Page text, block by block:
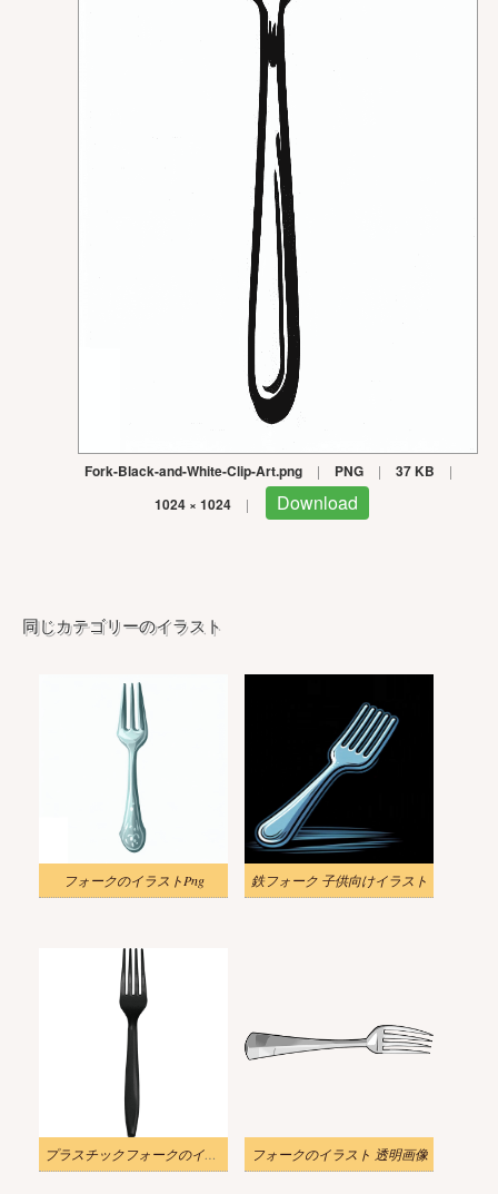
Fork-Black-and-White-Clip-Art.png | PNG | 37 KB |
1024 × 1024 | Download
同じカテゴリーのイラスト
フォークのイラストPng 鉄フォーク 子供向けイラスト
プラスチックフォークのイラスト フォークのイラスト 透明画像